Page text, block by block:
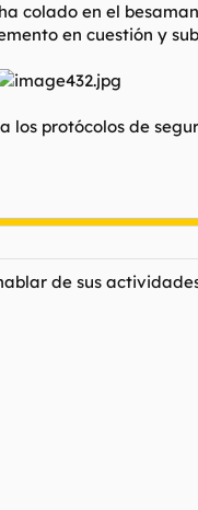
colado en el
en cuestión y
protócolos de
de sus